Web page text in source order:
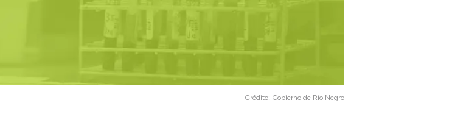
Crédito: Gobierno de Río Negro